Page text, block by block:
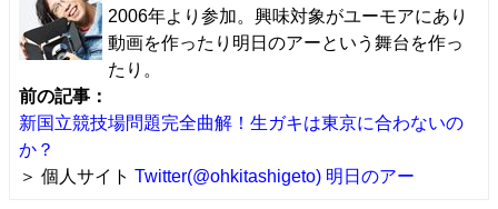
2006年より参加。興味対象がユーモアにあり
動画を作ったり明日のアーという舞台を作っ
たり。
前の記事：
新国立競技場問題完全曲解！生ガキは東京に合わないの
か？
＞ 個人サイト Twitter(@ohkitashigeto) 明日のアー